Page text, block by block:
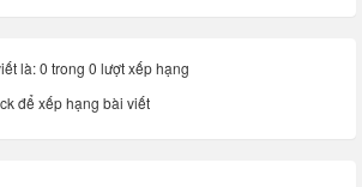
là: 0 trong 0 lượt xếp hạng
để xếp hạng bài viết